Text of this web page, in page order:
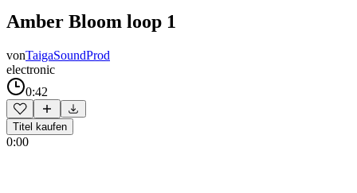
Amber Bloom loop 1
vonTaigaSoundProd
electronic
0:42
Titel kaufen
0:00